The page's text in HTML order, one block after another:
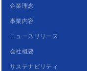
企業理念
事業内容
ニュースリリース
会社概要
サステナビリティ